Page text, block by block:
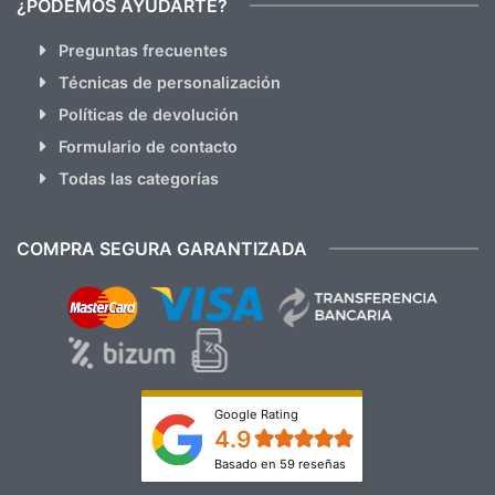
¿PODEMOS AYUDARTE?
Preguntas frecuentes
Técnicas de personalización
Políticas de devolución
Formulario de contacto
Todas las categorías
COMPRA SEGURA GARANTIZADA
Google Rating
4.9
Basado en 59 reseñas